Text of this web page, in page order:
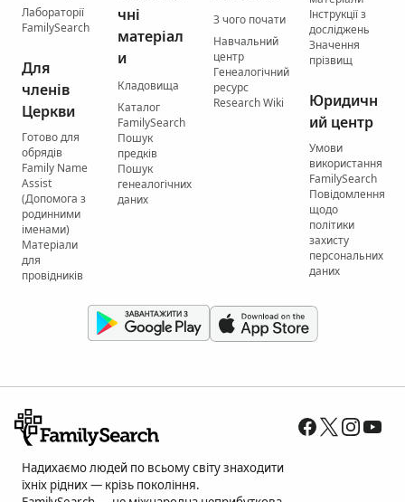
Лабораторії
FamilySearch
Для
членів
Церкви
Готово для
обрядів
Family Name
Assist
(Допомога з
родинними
іменами)
Матеріали
для
провідників
чні
матеріал
и
Кладовища
Каталог
FamilySearch
Пошук
предків
Пошук
генеалогічних
даних
З чого почати
Навчальний
центр
Генеалогічний
ресурс
Research Wiki
Інструкції з
досліджень
Значення
прізвищ
Юридичн
ий центр
Умови
використання
FamilySearch
Повідомлення
щодо
політики
захисту
персональних
даних
Надихаємо людей по всьому світу знаходити
їхніх рідних — крізь покоління.